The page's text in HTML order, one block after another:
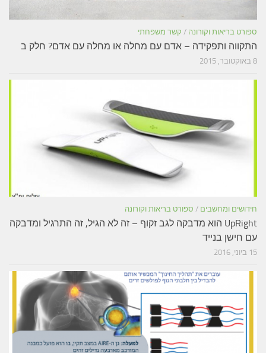
ספורט בריאות וקורונה / קשר משפחתי
התקווה ותפקידה – אדם עם מחלה או מחלה עם אדם? חלק ב
8 באוקטובר, 2015
חידושים ומחשבים / ספורט בריאות וקורונה
UpRight הוא מדבקה לגב זקוף – זה לא הגיל, זה התרגיל ומדבקה
עם חישן בנייד
15 ביוני, 2016